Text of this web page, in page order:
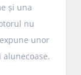
și una
nu
unor